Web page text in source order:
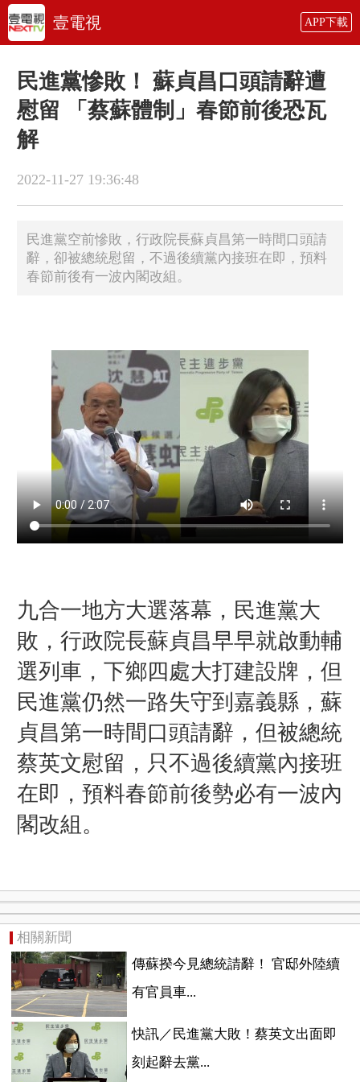
壹電視 APP下載
民進黨慘敗！ 蘇貞昌口頭請辭遭
慰留 「蔡蘇體制」春節前後恐瓦
解
2022-11-27 19:36:48
​民進黨空前慘敗，行政院長蘇貞昌第一時間口頭請
辭，卻被總統慰留，不過後續黨內接班在即，預料
春節前後有一波內閣改組。
九合一地方大選落幕，民進黨大
敗，行政院長蘇貞昌早早就啟動輔
選列車，下鄉四處大打建設牌，但
民進黨仍然一路失守到嘉義縣，蘇
貞昌第一時間口頭請辭，但被總統
蔡英文慰留，只不過後續黨內接班
在即，預料春節前後勢必有一波內
閣改組。
相關新聞
傳蘇揆今見總統請辭！ 官邸外陸續
有官員車...
快訊／民進黨大敗！蔡英文出面即
刻起辭去黨...